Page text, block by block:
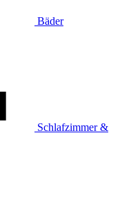
Bäder
Schlafzimmer &